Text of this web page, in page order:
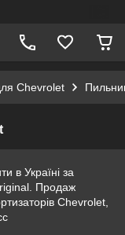
Chevrolet
в Україні за
Продаж
Chevrolet,